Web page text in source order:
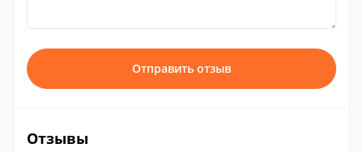
Отправить отзыв
Отзывы